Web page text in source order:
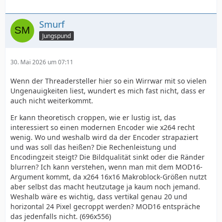
Smurf
Jungspund
30. Mai 2026 um 07:11
Wenn der Threadersteller hier so ein Wirrwar mit so vielen
Ungenauigkeiten liest, wundert es mich fast nicht, dass er
auch nicht weiterkommt.
Er kann theoretisch croppen, wie er lustig ist, das
interessiert so einen modernen Encoder wie x264 recht
wenig. Wo und weshalb wird da der Encoder strapaziert
und was soll das heißen? Die Rechenleistung und
Encodingzeit steigt? Die Bildqualität sinkt oder die Ränder
blurren? Ich kann verstehen, wenn man mit dem MOD16-
Argument kommt, da x264 16x16 Makroblock-Größen nutzt
aber selbst das macht heutzutage ja kaum noch jemand.
Weshalb wäre es wichtig, dass vertikal genau 20 und
horizontal 24 Pixel gecroppt werden? MOD16 entspräche
das jedenfalls nicht. (696x556)